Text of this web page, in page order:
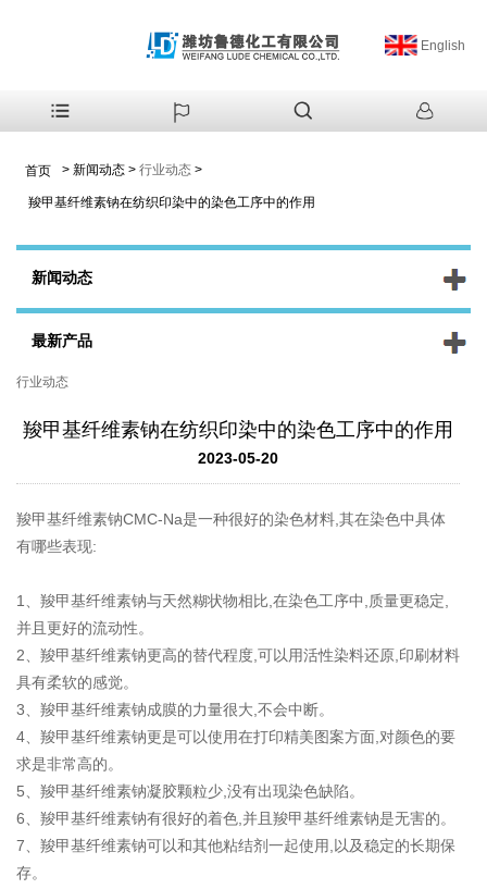
English
首页 > 新闻动态 > 行业动态 >
羧甲基纤维素钠在纺织印染中的染色工序中的作用
新闻动态
最新产品
行业动态
羧甲基纤维素钠在纺织印染中的染色工序中的作用
2023-05-20
羧甲基纤维素钠CMC-Na是一种很好的染色材料,其在染色中具体
有哪些表现:
1、羧甲基纤维素钠与天然糊状物相比,在染色工序中,质量更稳定,
并且更好的流动性。
2、羧甲基纤维素钠更高的替代程度,可以用活性染料还原,印刷材料
具有柔软的感觉。
3、羧甲基纤维素钠成膜的力量很大,不会中断。
4、羧甲基纤维素钠更是可以使用在打印精美图案方面,对颜色的要
求是非常高的。
5、羧甲基纤维素钠凝胶颗粒少,没有出现染色缺陷。
6、羧甲基纤维素钠有很好的着色,并且羧甲基纤维素钠是无害的。
7、羧甲基纤维素钠可以和其他粘结剂一起使用,以及稳定的长期保
存。